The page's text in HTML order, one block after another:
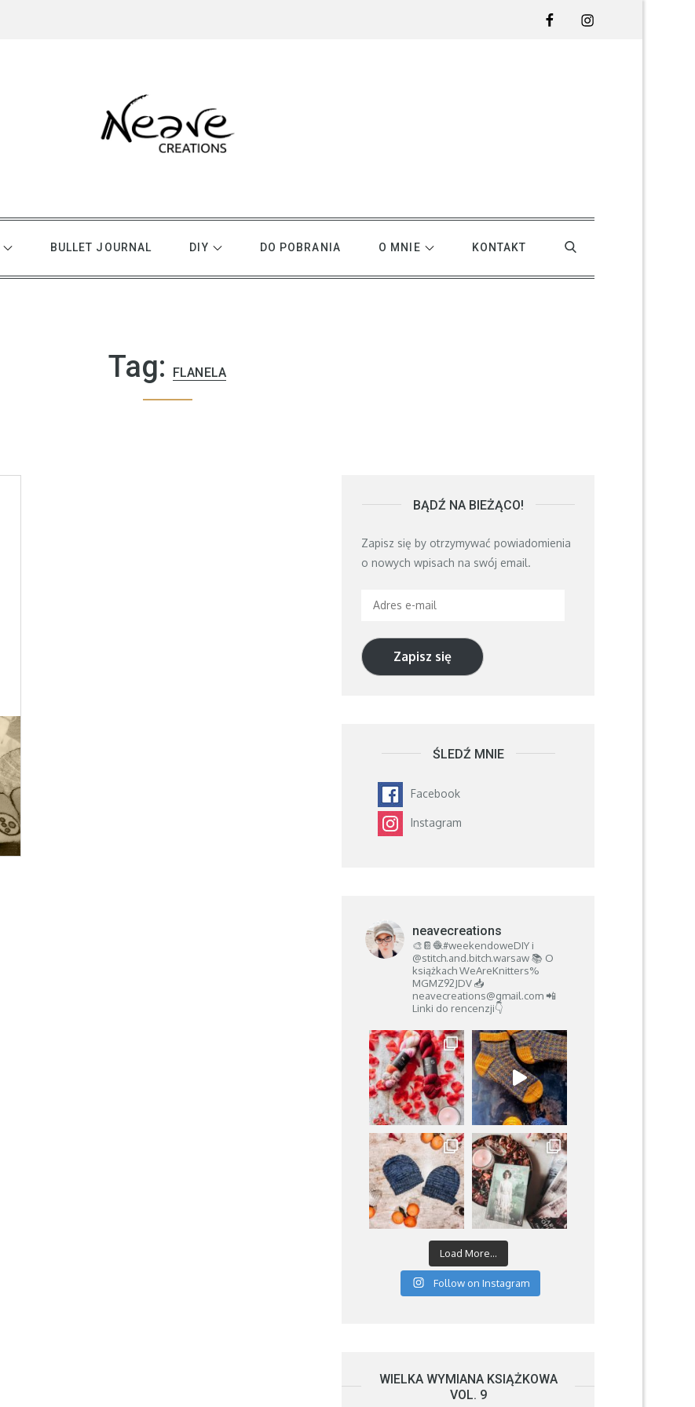
FacebookInstagram
BULLET JOURNAL DIY DO POBRANIA O MNIE KONTAKT
Tag: FLANELA
BĄDŹ NA BIEŻĄCO!
Zapisz się by otrzymywać powiadomienia
o nowych wpisach na swój email.
Adres
mail
Zapisz się
ŚLEDŹ MNIE
Facebook
Instagram
neavecreations
🎨📔🧶#weekendoweDIY i
@stitch.and.bitch.warsaw📚 O
książkachWeAreKnitters%
MGMZ92JDV📥
neavecreations@gmail.com📲
Linki do rencenzji👇
Load More...
Follow on Instagram
WIELKA WYMIANA KSIĄŻKOWA
VOL. 9